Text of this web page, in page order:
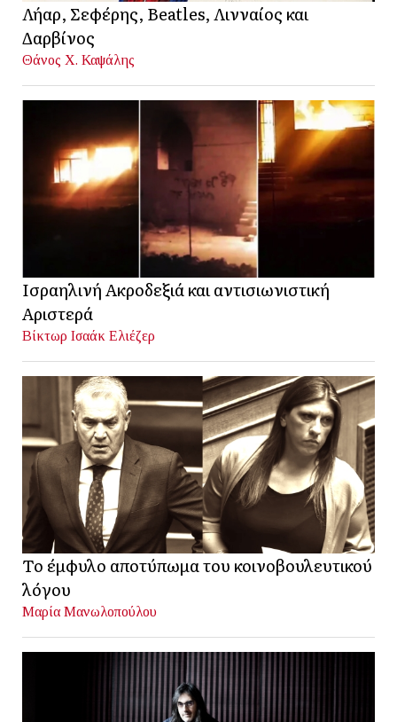
Λήαρ, Σεφέρης, Beatles, Λινναίος και
Δαρβίνος
Θάνος Χ. Καψάλης
Ισραηλινή Ακροδεξιά και αντισιωνιστική
Αριστερά
Βίκτωρ Ισαάκ Ελιέζερ
Το έμφυλο αποτύπωμα του κοινοβουλευτικού
λόγου
Μαρία Μανωλοπούλου